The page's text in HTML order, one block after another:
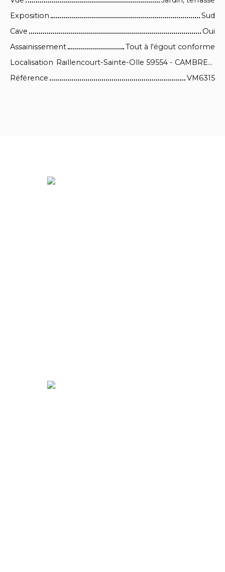
Exposition
Sud
Cave
Oui
Assainissement
Tout à l'égout conforme
Localisation
Raillencourt-Sainte-Olle 59554 - CAMBRESIS
Référence
VM6315